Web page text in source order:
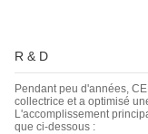
R & D
Pendant peu d'années,
collectrice et a optimisé
L'accomplissement
que ci-dessous :